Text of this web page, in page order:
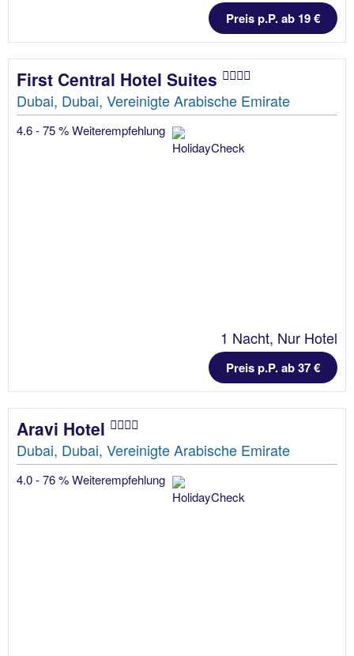
Preis p.P. ab 19 €
First Central Hotel Suites
Dubai, Dubai, Vereinigte Arabische Emirate
4.6 - 75 % Weiterempfehlung
1 Nacht, Nur Hotel
Preis p.P. ab 37 €
Aravi Hotel
Dubai, Dubai, Vereinigte Arabische Emirate
4.0 - 76 % Weiterempfehlung